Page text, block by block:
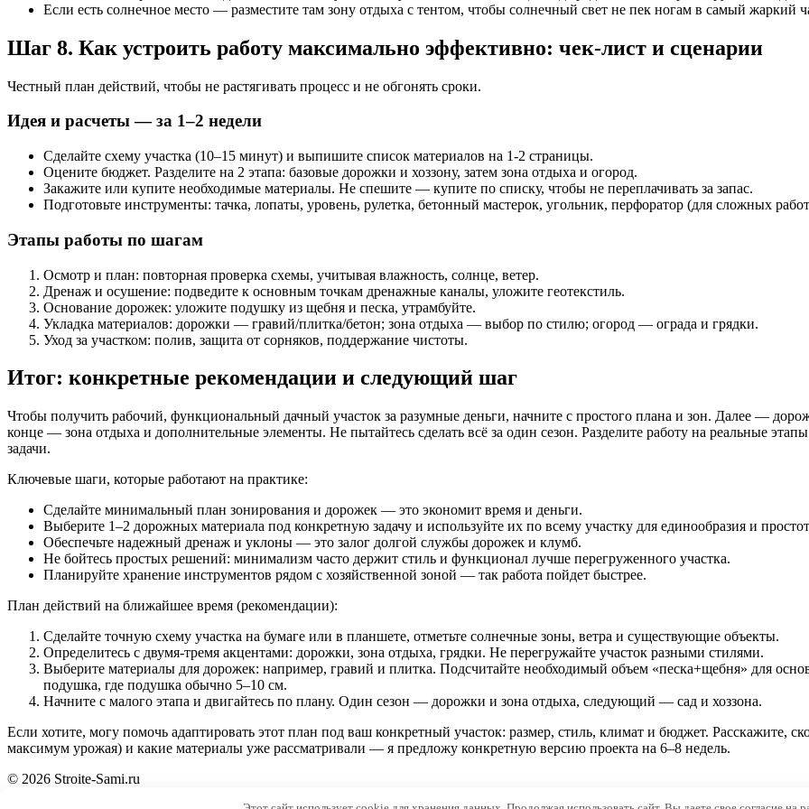
Если есть солнечное место — разместите там зону отдыха с тентом, чтобы солнечный свет не пек ногам в самый жаркий
Шаг 8. Как устроить работу максимально эффективно: чек-лист и сценарии
Честный план действий, чтобы не растягивать процесс и не обгонять сроки.
Идея и расчеты — за 1–2 недели
Сделайте схему участка (10–15 минут) и выпишите список материалов на 1-2 страницы.
Оцените бюджет. Разделите на 2 этапа: базовые дорожки и хоззону, затем зона отдыха и огород.
Закажите или купите необходимые материалы. Не спешите — купите по списку, чтобы не переплачивать за запас.
Подготовьте инструменты: тачка, лопаты, уровень, рулетка, бетонный мастерок, угольник, перфоратор (для сложных
Этапы работы по шагам
Осмотр и план: повторная проверка схемы, учитывая влажность, солнце, ветер.
Дренаж и осушение: подведите к основным точкам дренажные каналы, уложите геотекстиль.
Основание дорожек: уложите подушку из щебня и песка, утрамбуйте.
Укладка материалов: дорожки — гравий/плитка/бетон; зона отдыха — выбор по стилю; огород — ограда и грядки.
Уход за участком: полив, защита от сорняков, поддержание чистоты.
Итог: конкретные рекомендации и следующий шаг
Чтобы получить рабочий, функциональный дачный участок за разумные деньги, начните с простого плана и зон. Далее —
конце — зона отдыха и дополнительные элементы. Не пытайтесь сделать всё за один сезон. Разделите работу на реальные
задачи.
Ключевые шаги, которые работают на практике:
Сделайте минимальный план зонирования и дорожек — это экономит время и деньги.
Выберите 1–2 дорожных материала под конкретную задачу и используйте их по всему участку для единообразия и
Обеспечьте надежный дренаж и уклоны — это залог долгой службы дорожек и клумб.
Не бойтесь простых решений: минимализм часто держит стиль и функционал лучше перегруженного участка.
Планируйте хранение инструментов рядом с хозяйственной зоной — так работа пойдет быстрее.
План действий на ближайшее время (рекомендации):
Сделайте точную схему участка на бумаге или в планшете, отметьте солнечные зоны, ветра и существующие объекты.
Определитесь с двумя-тремя акцентами: дорожки, зона отдыха, грядки. Не перегружайте участок разными стилями.
Выберите материалы для дорожек: например, гравий и плитка. Подсчитайте необходимый объем «песка+щебня» для
подушка, где подушка обычно 5–10 см.
Начните с малого этапа и двигайтесь по плану. Один сезон — дорожки и зона отдыха, следующий — сад и хоззона.
Если хотите, могу помочь адаптировать этот план под ваш конкретный участок: размер, стиль, климат и бюджет. Расскажите,
максимум урожая) и какие материалы уже рассматривали — я предложу конкретную версию проекта на 6–8 недель.
© 2026 Stroite-Sami.ru